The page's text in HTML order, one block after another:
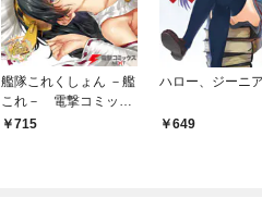
艦隊これくしょん －艦
これ－ 電撃コミック
アンソロジー 佐世保鎮
715
ハロー、ジーニ
649